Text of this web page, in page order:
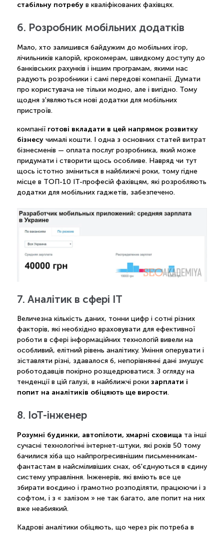
стабільну потребув кваліфікованих фахівцях.
6. Розробник мобільних додатків
Мало, хто залишився байдужим до мобільних ігор,
лічильників калорій, крокомерам, швидкому доступу до
банківських рахунків і іншим програмам, якими нас
радують розробники і самі передові компанії. Думати
про користувача не тільки модно, але і вигідно. Тому
щодня з'являються нові додатки для мобільних
пристроїв.
компанії готові вкладати в цей напрямок розвитку
бізнесучималі кошти. І одна з основних статей витрат
бізнесменів — оплата послуг розробника, який може
придумати і створити щось особливе. Навряд чи тут
щось істотно зміниться в найближчі роки, тому гідне
місце в ТОП-10 IT-професій фахівцям, які розробляють
додатки для мобільних гаджетів, забезпечено.
7. Аналітик в сфері IT
Величезна кількість даних, тонни цифр і сотні різних
факторів, які необхідно враховувати для ефективної
роботи в сфері інформаційних технологій вивели на
особливий, елітний рівень аналітику. Уміння оперувати і
зіставляти різні, здавалося б, непорівнянні дані змушує
роботодавців покірно розщедрюватися. З огляду на
тенденції в цій галузі, в найближчі роки зарплати і
попит на аналітиків обіцяють ще вирости.
8. IoT-інженер
Розумні будинки, автопілоти, хмарні сховища та інші
сучасні технологічні інтернет-штуки, які років 50 тому
бачилися хіба що найпрогресивнішим письменникам-
фантастам в найсміливіших снах, об'єднуються в єдину
систему управління. Інженерів, які вміють все це
збирати воєдино і грамотно розподіляти, працюючи і з
софтом, і з « залізом » не так багато, але попит на них
вже неабиякий.
Кадрові аналітики обіцяють, що через рік потреба в